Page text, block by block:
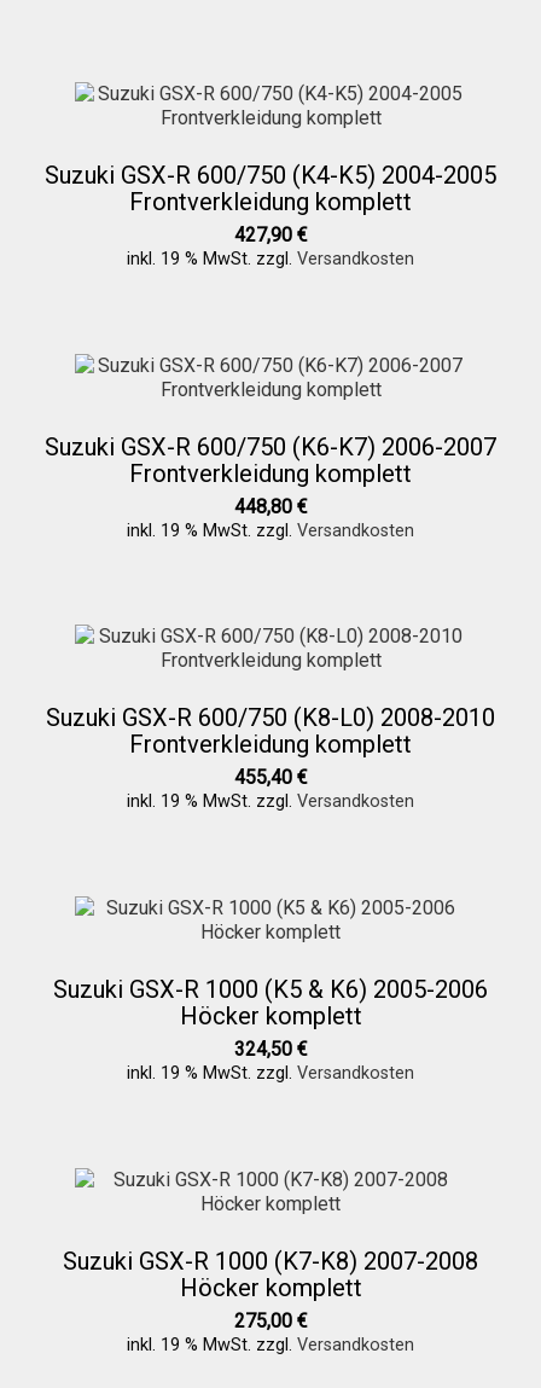
Suzuki GSX-R 600/750 (K4-K5) 2004-2005
Frontverkleidung komplett
427,90 €
inkl. 19 % MwSt. zzgl. Versandkosten
Suzuki GSX-R 600/750 (K6-K7) 2006-2007
Frontverkleidung komplett
448,80 €
inkl. 19 % MwSt. zzgl. Versandkosten
Suzuki GSX-R 600/750 (K8-L0) 2008-2010
Frontverkleidung komplett
455,40 €
inkl. 19 % MwSt. zzgl. Versandkosten
Suzuki GSX-R 1000 (K5 & K6) 2005-2006
Höcker komplett
324,50 €
inkl. 19 % MwSt. zzgl. Versandkosten
Suzuki GSX-R 1000 (K7-K8) 2007-2008
Höcker komplett
275,00 €
inkl. 19 % MwSt. zzgl. Versandkosten